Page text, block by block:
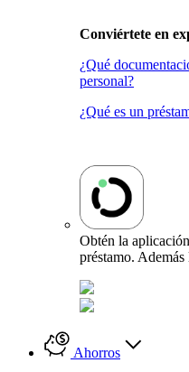
Conviértete en
¿Qué
personal?
¿Qué es un
Obtén la
préstamo.
Ahorros